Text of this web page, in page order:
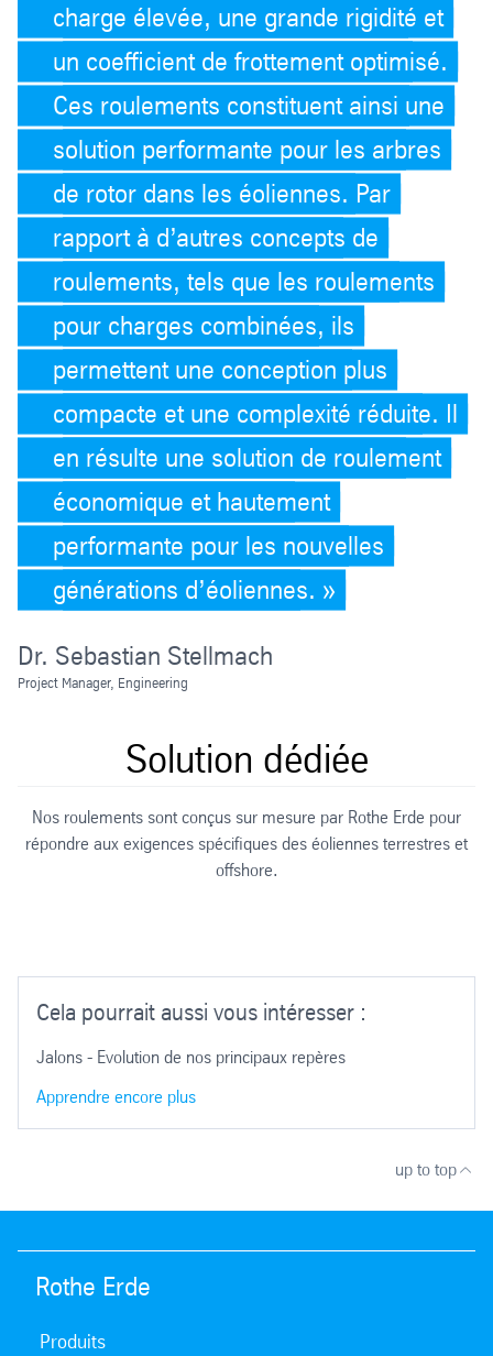
charge élevée, une grande rigidité et
un coefficient de frottement optimisé.
Ces roulements constituent ainsi une
solution performante pour les arbres
de rotor dans les éoliennes. Par
rapport à d’autres concepts de
roulements, tels que les roulements
pour charges combinées, ils
permettent une conception plus
compacte et une complexité réduite. Il
en résulte une solution de roulement
économique et hautement
performante pour les nouvelles
générations d’éoliennes.
Dr. Sebastian Stellmach
Project Manager, Engineering
Solution dédiée
Nos roulements sont conçus sur mesure par Rothe Erde pour
répondre aux exigences spécifiques des éoliennes terrestres et
offshore.
Cela pourrait aussi vous intéresser :
Jalons - Evolution de nos principaux repères
Apprendre encore plus
up to top
Rothe Erde
Produits